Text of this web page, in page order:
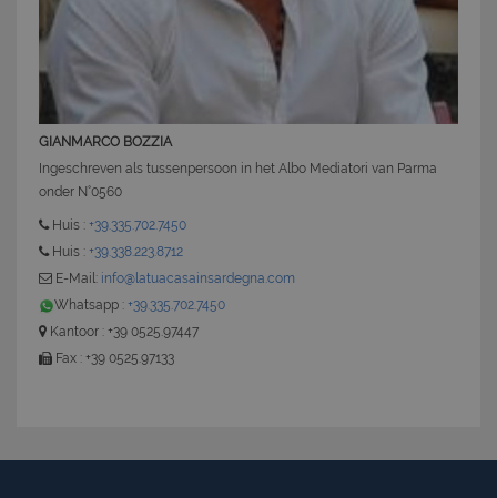
GIANMARCO BOZZIA
Ingeschreven als tussenpersoon in het Albo Mediatori van Parma
onder N°0560
Huis : +39.335.702.7450
Huis : +39.338.223.8712
E-Mail: info@latuacasainsardegna.com
Whatsapp : +39.335.702.7450
Kantoor : +39 0525.97447
Fax : +39 0525.97133
CookieScriptConsent
CookieScript
www.latuacasainsardegna.com
6 mesi 5